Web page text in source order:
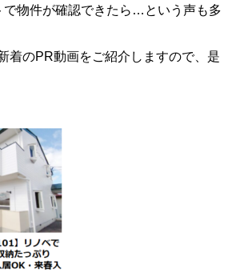
物件が確認できたら…という声も多
のPR動画をご紹介しますので、 是